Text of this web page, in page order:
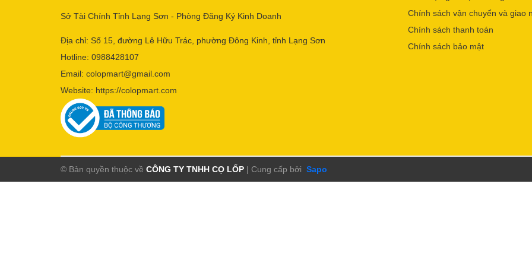
Sở Tài Chính Tỉnh Lạng Sơn - Phòng Đăng Ký Kinh Doanh
Địa chỉ: Số 15, đường Lê Hữu Trác, phường Đông Kinh, tỉnh Lạng Sơn
Hotline: 0988428107
Email: colopmart@gmail.com
Website: https://colopmart.com
Chính sách vận chuyển và giao
Chính sách thanh toán
Chính sách bảo mật
© Bản quyền thuộc về CÔNG TY TNHH CỌ LỐP | Cung cấp bởi Sapo